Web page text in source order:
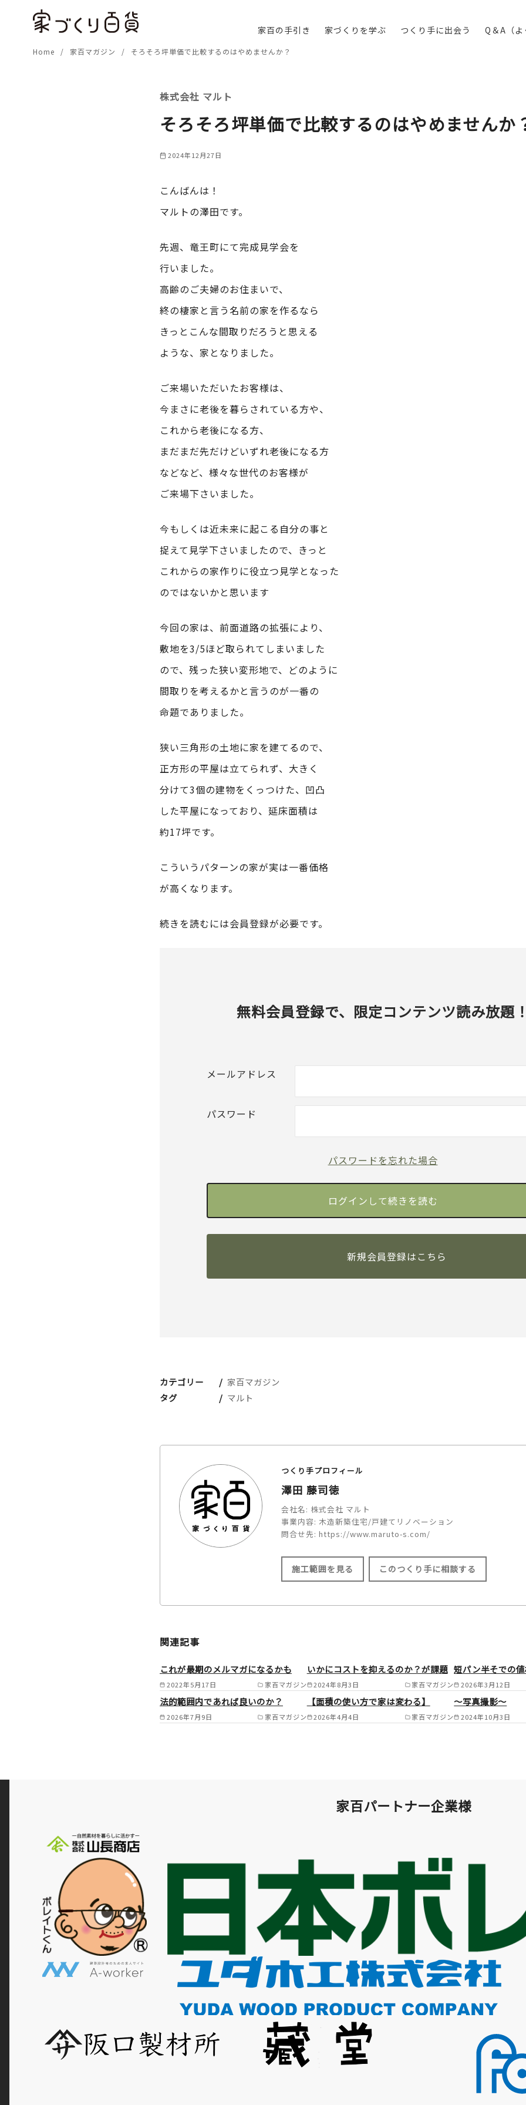
家百の手引き 家づくりを学ぶ つくり手に出会う Q＆A（
Home 家百マガジン そろそろ坪単価で比較するのはやめませんか？
株式会社 マルト
そろそろ坪単価で比較するのはやめませんか
2024年12月27日
こんばんは！
マルトの澤田です。
先週、竜王町にて完成見学会を
行いました。
高齢のご夫婦のお住まいで、
終の棲家と言う名前の家を作るなら
きっとこんな間取りだろうと思える
ような、家となりました。
ご来場いただいたお客様は、
今まさに老後を暮らされている方や、
これから老後になる方、
まだまだ先だけどいずれ老後になる方
などなど、様々な世代のお客様が
ご来場下さいました。
今もしくは近未来に起こる自分の事と
捉えて見学下さいましたので、きっと
これからの家作りに役立つ見学となった
のではないかと思います
今回の家は、前面道路の拡張により、
敷地を3/5ほど取られてしまいました
ので、残った狭い変形地で、どのように
間取りを考えるかと言うのが一番の
命題でありました。
狭い三角形の土地に家を建てるので、
正方形の平屋は立てられず、大きく
分けて3個の建物をくっつけた、凹凸
した平屋になっており、延床面積は
約17坪です。
こういうパターンの家が実は一番価格
が高くなります。
続きを読むには会員登録が必要です。
無料会員登録で、限定コンテンツ読み放題
メールアドレス
パスワード
パスワードを忘れた場合
新規会員登録はこちら
カテゴリー
家百マガジン
タグ
マルト
つくり手プロフィール
澤田 藤司徳
会社名: 株式会社 マルト
事業内容: 木造新築住宅/戸建てリノベーション
問合せ先: https://www.maruto-s.com/
施工範囲を見る
市/栗東市/草津市/甲賀市/湖南市/大津
愛荘町/竜王町/日野町 /
このつくり手に相談する
関連記事
2022年5月17日 家百マガジン
これが最期のメルマガになるかも
2024年8月3日 家百マガジン
いかにコストを抑えるのか？が課題
2026年3月12日
短パン半そでの
2026年7月9日 家百マガジン
法的範囲内であれば良いのか？
2026年4月4日 家百マガジン
【面積の使い方で家は変わる】
2024年10月3日
～写真撮影～
家百パートナー企業様